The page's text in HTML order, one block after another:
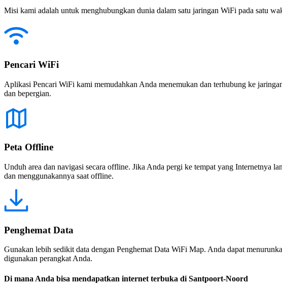
Misi kami adalah untuk menghubungkan dunia dalam satu jaringan WiFi pada satu
Pencari WiFi
Aplikasi Pencari WiFi kami memudahkan Anda menemukan dan terhubung ke
dan bepergian.
Peta Offline
Unduh area dan navigasi secara offline. Jika Anda pergi ke tempat yang Internetnya
dan menggunakannya saat offline.
Penghemat Data
Gunakan lebih sedikit data dengan Penghemat Data WiFi Map. Anda dapat
digunakan perangkat Anda.
Di mana Anda bisa mendapatkan internet terbuka di Santpoort-Noord